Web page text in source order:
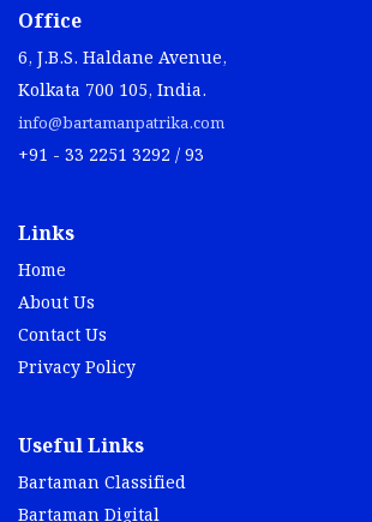
Office
6, J.B.S. Haldane Avenue,
Kolkata 700 105, India.
info@bartamanpatrika.com
+91 - 33 2251 3292 / 93
Links
Home
About Us
Contact Us
Privacy Policy
Useful Links
Bartaman Classified
Bartaman Digital